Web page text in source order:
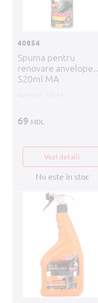
40854
Spuma pentru
renovare anvelope
520ml MA
69 MDL
Vezi detalii
Nu este în stoc